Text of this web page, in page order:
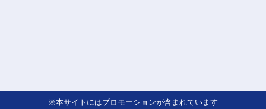
※本サイトにはプロモーションが含まれています